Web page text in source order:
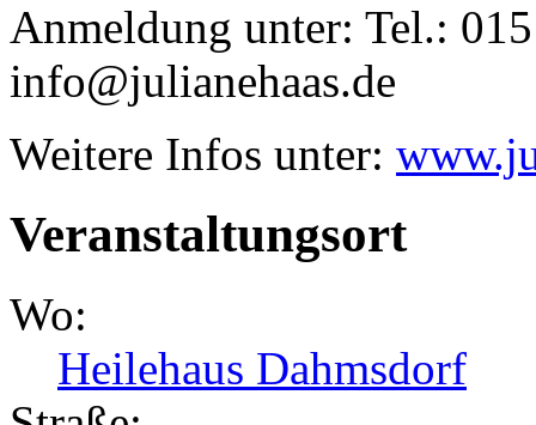
Anmeldung unter: Tel.:
info@julianehaas.de
Weitere Infos unter:
Veranstaltungsort
Wo:
Heilehaus Dahmsdorf